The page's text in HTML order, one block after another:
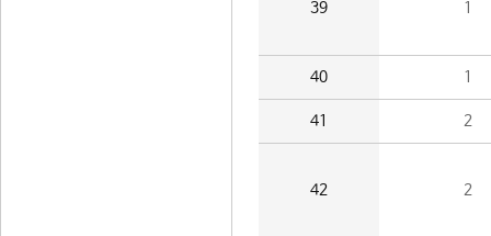
39 1
40 1
41 2
42 2